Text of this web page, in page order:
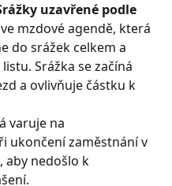
uzavřené podle
ve mzdové agendě, která
do srážek celkem a
Srážka se začíná
a ovlivňuje částku k
varuje na
ukončení zaměstnání v
aby nedošlo k